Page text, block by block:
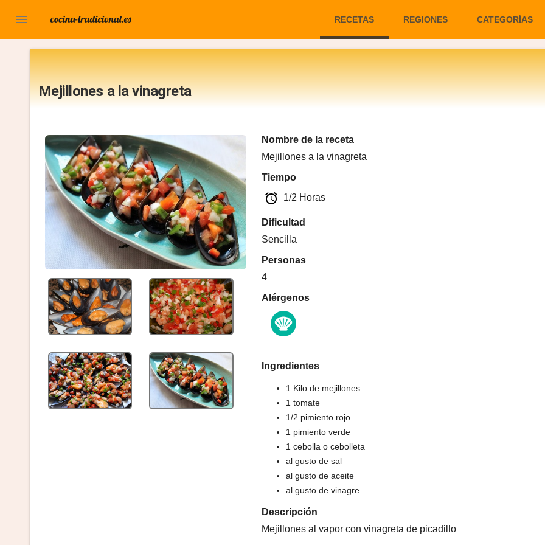
 RECETAS REGIONES CATEGORÍAS
Mejillones a la vinagreta
Nombre de la receta
Mejillones a la vinagreta
Tiempo
alarm 1/2 Horas
Dificultad
Sencilla
Personas
4
Alérgenos
Ingredientes
1 Kilo de mejillones
1 tomate
1/2 pimiento rojo
1 pimiento verde
1 cebolla o cebolleta
al gusto de sal
al gusto de aceite
al gusto de vinagre
Descripción
Mejillones al vapor con vinagreta de picadillo